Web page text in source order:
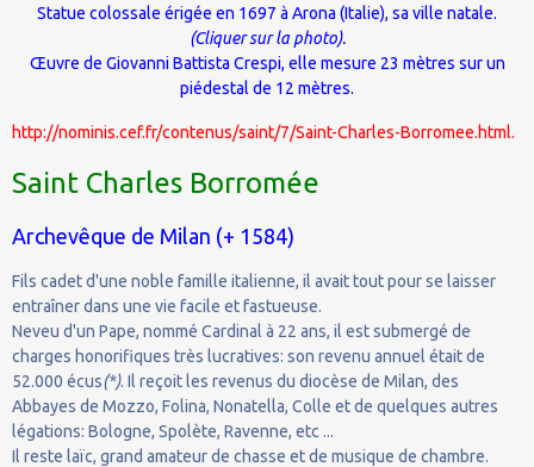
Statue colossale érigée en 1697 à Arona (Italie), sa ville natale.
(Cliquer sur la photo).
Œuvre de Giovanni Battista Crespi, elle mesure 23 mètres sur un
piédestal de 12 mètres.
http://nominis.cef.fr/contenus/saint/7/Saint-Charles-Borromee.html.
Saint Charles Borromée
Archevêque de Milan (+ 1584)
Fils cadet d'une noble famille italienne, il avait tout pour se laisser
entraîner dans une vie facile et fastueuse.
Neveu d'un Pape, nommé Cardinal à 22 ans, il est submergé de
charges honorifiques très lucratives: son revenu annuel était de
52.000 écus(*). Il reçoit les revenus du diocèse de Milan, des
Abbayes de Mozzo, Folina, Nonatella, Colle et de quelques autres
légations: Bologne, Spolète, Ravenne, etc ...
Il reste laïc, grand amateur de chasse et de musique de chambre.